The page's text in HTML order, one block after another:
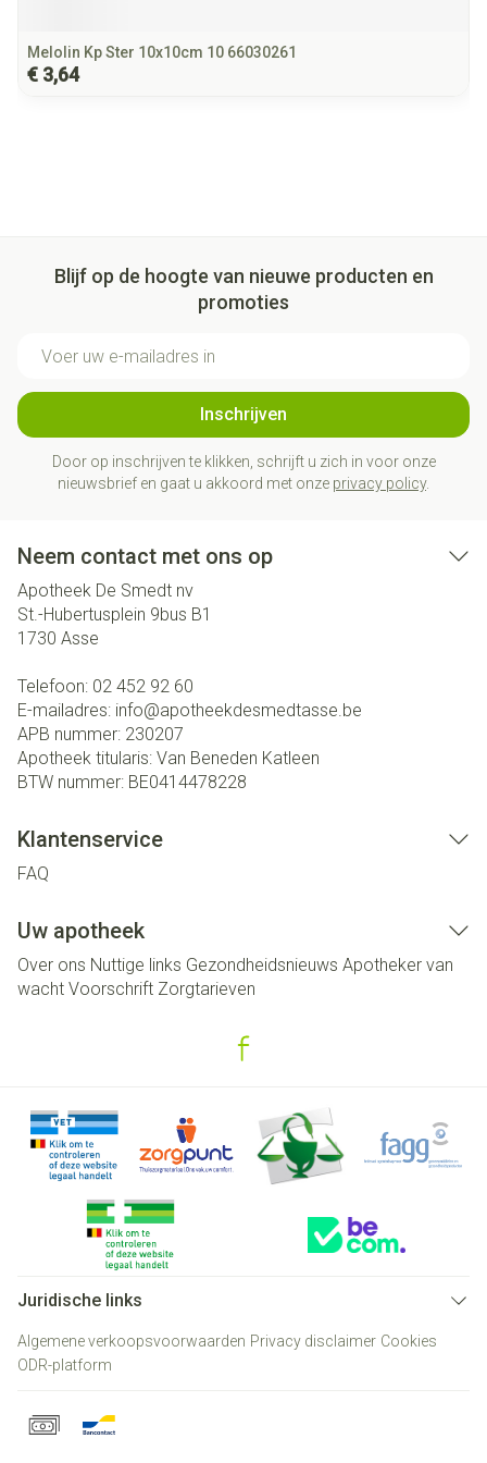
Melolin Kp Ster 10x10cm 10 66030261
€ 3,64
Blijf op de hoogte van nieuwe producten en
promoties
Inschrijven
Door op inschrijven te klikken, schrijft u zich in voor onze
nieuwsbrief en gaat u akkoord met onze privacy policy.
Neem contact met ons op
Apotheek De Smedt nv
St.-Hubertusplein 9bus B1
1730 Asse
Telefoon: 02 452 92 60
E-mailadres: info@apotheekdesmedtasse.be
APB nummer: 230207
Apotheek titularis: Van Beneden Katleen
BTW nummer: BE0414478228
Klantenservice
FAQ
Uw apotheek
Over ons Nuttige links Gezondheidsnieuws Apotheker van
wacht Voorschrift Zorgtarieven
Juridische links
Algemene verkoopsvoorwaarden Privacy disclaimer Cookies
ODR-platform